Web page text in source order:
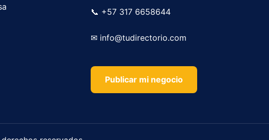
📞 +57 317 6658644
✉ info@tudirectorio.com
Publicar mi negocio